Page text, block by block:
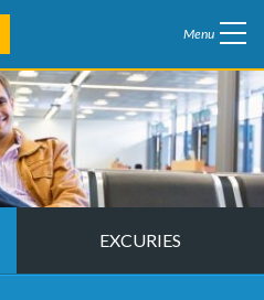
Menu
EXCURIES